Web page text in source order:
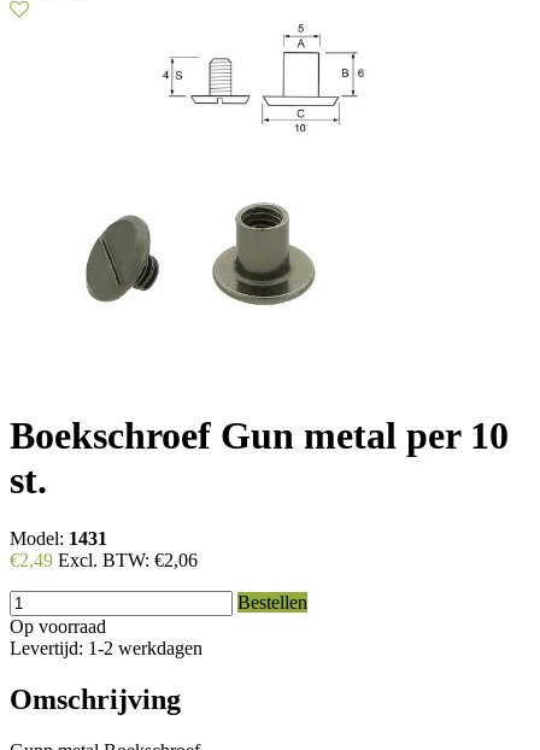
Boekschroef Gun metal per 10
st.
Model: 1431
€2,49 Excl. BTW: €2,06
Bestellen
Op voorraad
Levertijd: 1-2 werkdagen
Omschrijving